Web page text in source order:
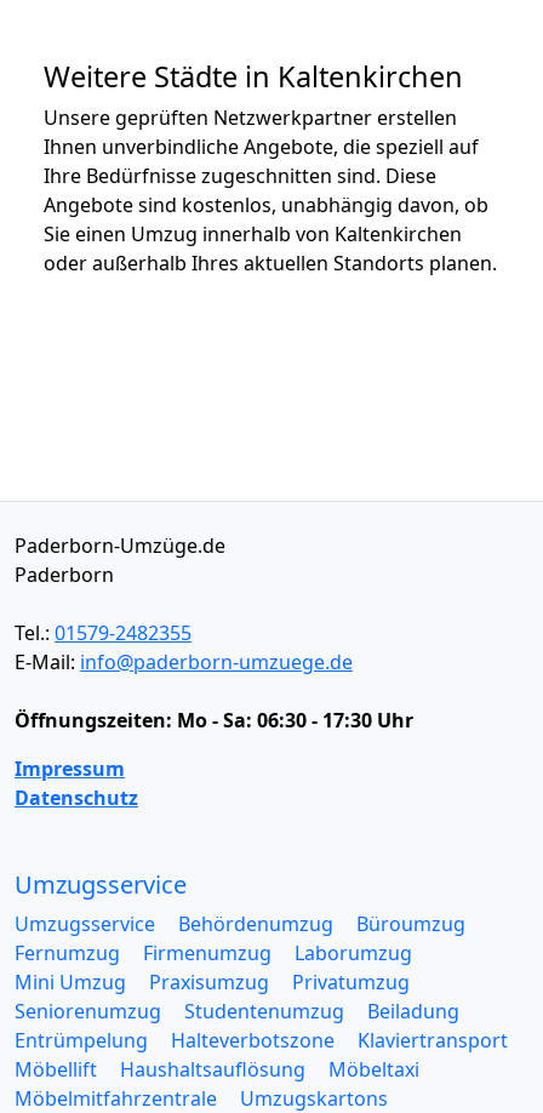
Weitere Städte in Kaltenkirchen
Unsere geprüften Netzwerkpartner erstellen
Ihnen unverbindliche Angebote, die speziell auf
Ihre Bedürfnisse zugeschnitten sind. Diese
Angebote sind kostenlos, unabhängig davon, ob
Sie einen Umzug innerhalb von Kaltenkirchen
oder außerhalb Ihres aktuellen Standorts planen.
Paderborn-Umzüge.de
Paderborn
Tel.: 01579-2482355
E-Mail: info@paderborn-umzuege.de
Öffnungszeiten: Mo - Sa: 06:30 - 17:30 Uhr
Impressum
Datenschutz
Umzugsservice
Umzugsservice Behördenumzug
Büroumzug
Fernumzug
Firmenumzug
Laborumzug
Mini Umzug
Praxisumzug
Privatumzug
Seniorenumzug
Studentenumzug
Beiladung
Entrümpelung
Halteverbotszone
Klaviertransport
Möbellift
Haushaltsauflösung
Möbeltaxi
Möbelmitfahrzentrale
Umzugskartons